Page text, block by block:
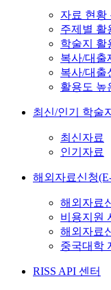
자료 현황
주제별 활
학술지 활
복사/대출
복사/대출
활용도 높
최신/인기 학술
최신자료
인기자료
해외자료신청
해외자료
비용지원
해외자료
중국대학
RISS API 센터